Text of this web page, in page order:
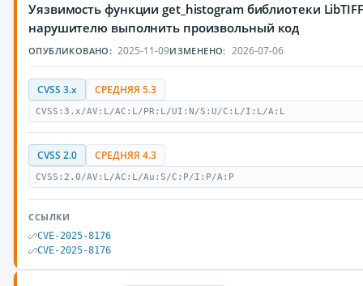
Уязвимость функции get_histogram библиотеки
нарушителю выполнить произвольный код
ОПУБЛИКОВАНО: 2025-11-09ИЗМЕНЕНО: 2026-07-06
CVSS 3.x СРЕДНЯЯ 5.3
CVSS:3.x/AV:L/AC:L/PR:L/UI:N/S:U/C:L/I:L/A:L
CVSS 2.0 СРЕДНЯЯ 4.3
CVSS:2.0/AV:L/AC:L/Au:S/C:P/I:P/A:P
ССЫЛКИ
CVE-2025-8176
CVE-2025-8176